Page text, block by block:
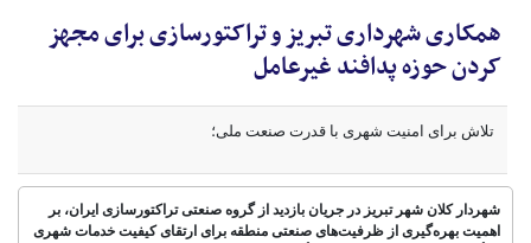
همکاری شهرداری تبریز و تراکتورسازی برای مجهز
کردن حوزه پدافند غیرعامل
تلاش برای امنیت شهری با قدرت صنعت ملی؛
شهردار کلان شهر تبریز در جریان بازدید از گروه صنعتی تراکتورسازی ایران، بر
اهمیت بهره‌گیری از ظرفیت‌های صنعتی منطقه برای ارتقای کیفیت خدمات شهری